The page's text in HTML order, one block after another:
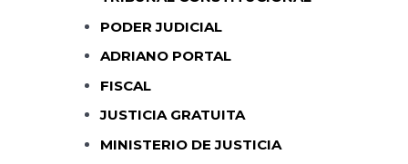
PODER JUDICIAL
ADRIANO PORTAL
FISCAL
JUSTICIA GRATUITA
MINISTERIO DE JUSTICIA